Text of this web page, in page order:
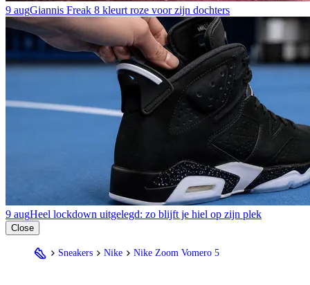
9 augGiannis Freak 8 kleurt roze voor zijn dochters
9 augHeel lockdown uitgelegd: zo blijft je hiel op zijn plek
Close
Sneakers Nike Nike Zoom Vomero 5